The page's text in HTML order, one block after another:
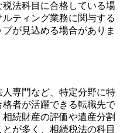
法科目に合格している場
ティング業務に関与する
が見込める場合がありま
専門など、特定分野に特
者が活躍できる転職先で
続財産の評価や遺産分割
が多く、相続税法の科目